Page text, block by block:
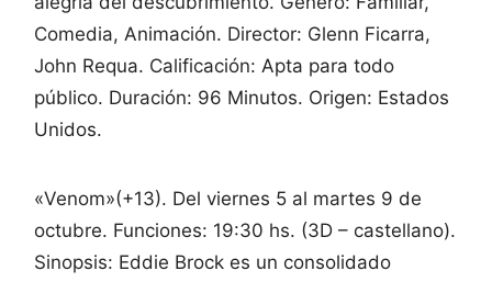
Comedia, Animación. Director: Glenn Ficarra,
John Requa. Calificación: Apta para todo
público. Duración: 96 Minutos. Origen: Estados
Unidos.
«Venom»(+13). Del viernes 5 al martes 9 de
octubre. Funciones: 19:30 hs. (3D – castellano).
Sinopsis: Eddie Brock es un consolidado